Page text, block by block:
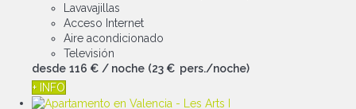
Lavavajillas
Acceso Internet
Aire acondicionado
Televisión
desde 116 € / noche (23 € pers./noche)
+ INFO